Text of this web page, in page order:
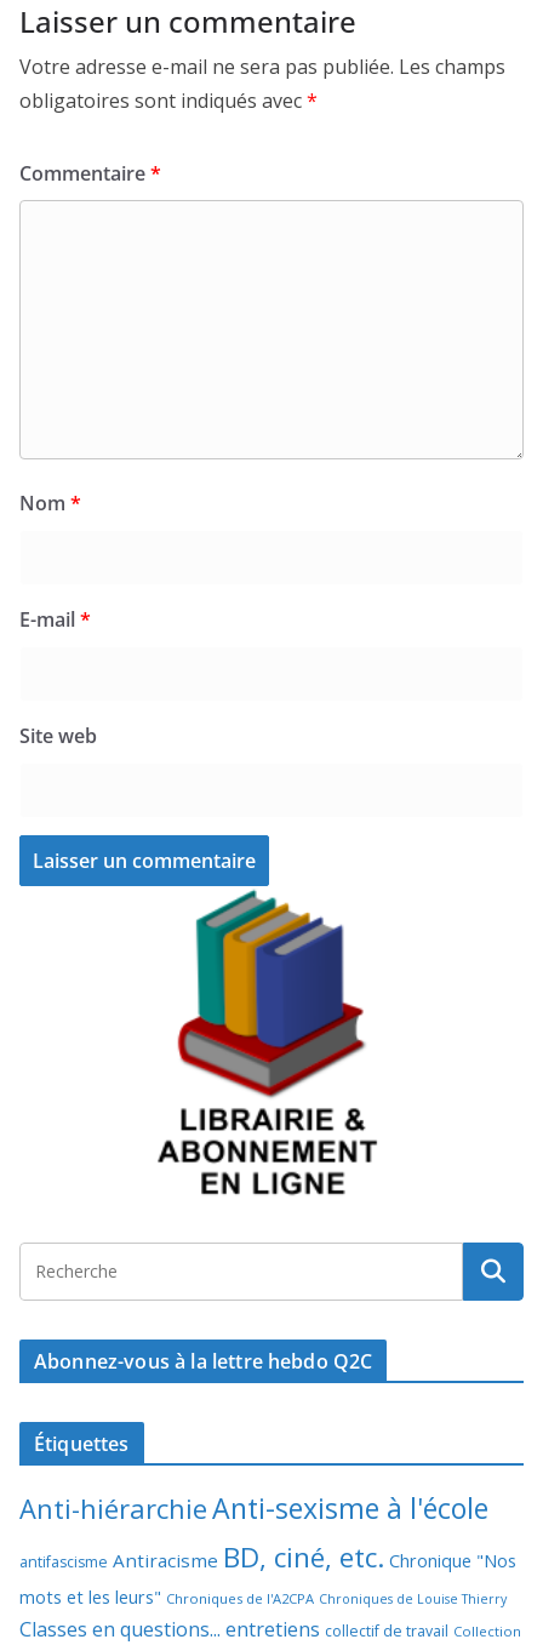
Laisser un commentaire
Votre adresse e-mail ne sera pas publiée. Les champs
obligatoires sont indiqués avec*
Commentaire*
Nom *
E-mail*
Site web
Abonnez-vous à la lettre hebdo Q2C
Étiquettes
Anti-hiérarchieAnti-sexisme à l'école
antifascisme Antiracisme BD, ciné, etc. Chronique "Nos
mots et les leurs" Chroniques de l'A2CPA Chroniques de Louise Thierry
Classes en questions... entretiens collectif de travail Collection